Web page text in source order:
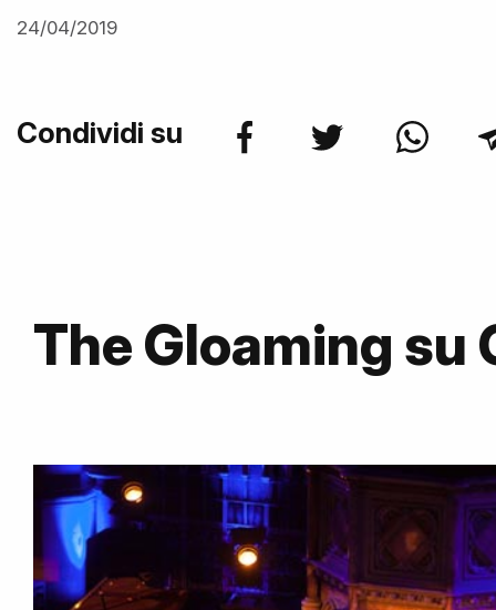
24/04/2019
Condividi su
The Gloaming su